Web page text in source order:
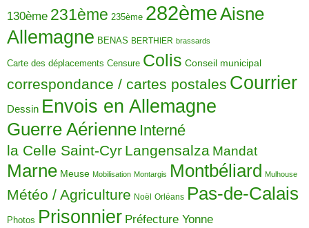
130ème 231ème 235ème 282ème Aisne
Allemagne BENAS BERTHIER brassards
Carte des déplacements Censure Colis Conseil municipal
correspondance / cartes postales Courrier
Dessin Envois en Allemagne
Guerre Aérienne Interné
la Celle Saint-Cyr Langensalza Mandat
Marne Meuse Mobilisation Montargis Montbéliard Mulhouse
Météo / Agriculture Noël Orléans Pas-de-Calais
Photos Prisonnier Préfecture Yonne